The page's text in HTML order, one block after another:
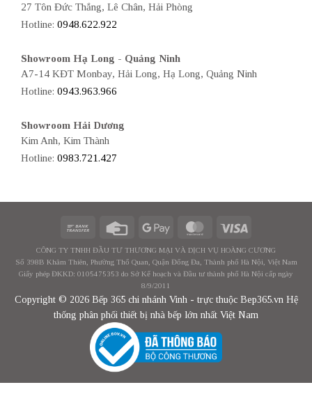
27 Tôn Đức Thắng, Lê Chân, Hải Phòng
Hotline: 0948.622.922
Showroom Hạ Long - Quảng Ninh
A7-14 KĐT Monbay, Hải Long, Hạ Long, Quảng Ninh
Hotline: 0943.963.966
Showroom Hải Dương
Kim Anh, Kim Thành
Hotline: 0983.721.427
CÔNG TY TNHH ĐẦU TƯ THƯƠNG MẠI VÀ DỊCH VỤ HOÀNG CƯƠNG
Số 398B Khâm Thiên, Phường Thổ Quan, Quận Đống Đa, Thành phố Hà Nội, Việt Nam
Giấy phép ĐKKD: 0105475353 do Sở Kế hoạch và Đầu tư thành phố Hà Nội cấp ngày
8/9/2011
Copyright © 2026 Bếp 365 chi nhánh Vinh - trực thuộc Bep365.vn Hệ
thống phân phối thiết bị nhà bếp lớn nhất Việt Nam